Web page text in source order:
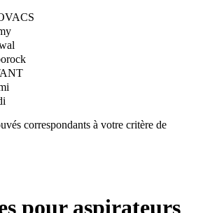
correspondants à votre critère de
pour aspirateurs